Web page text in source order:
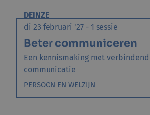
DEINZE
di 23 februari '27 - 1 sessie
Beter communiceren
Een kennismaking met
communicatie
PERSOON EN WELZIJN